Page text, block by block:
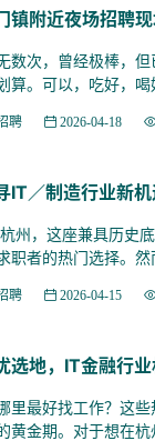
镇附近夜场招聘
次，曾经极棒，但
算。可以，吃好，
聘 2026-04-18
IT／制造行业新
这座兼具历史底
职者的热门选择。
聘 2026-04-15
选地，IT金融行
好找工作？这些
黄金期。对于想在